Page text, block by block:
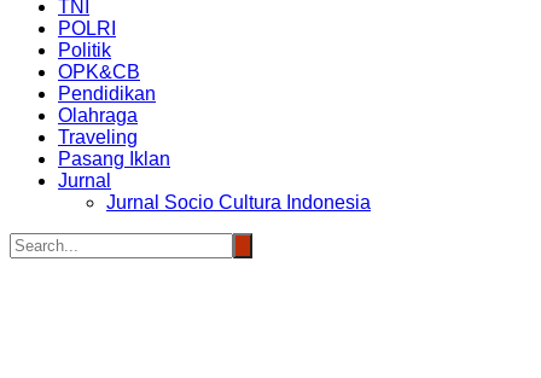
TNI
POLRI
Politik
OPK&CB
Pendidikan
Olahraga
Traveling
Pasang Iklan
Jurnal
Jurnal Socio Cultura Indonesia